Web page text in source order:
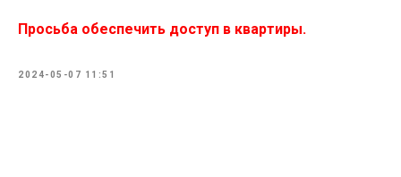
Просьба обеспечить доступ в квартиры.
2024-05-07 11:51